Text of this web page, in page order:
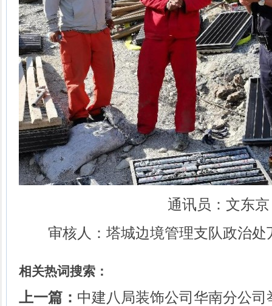
通讯员：文东京
审核人：塔城边境管理支队政治处
相关热词搜索：
上一篇： 中建八局装饰公司华南分公司